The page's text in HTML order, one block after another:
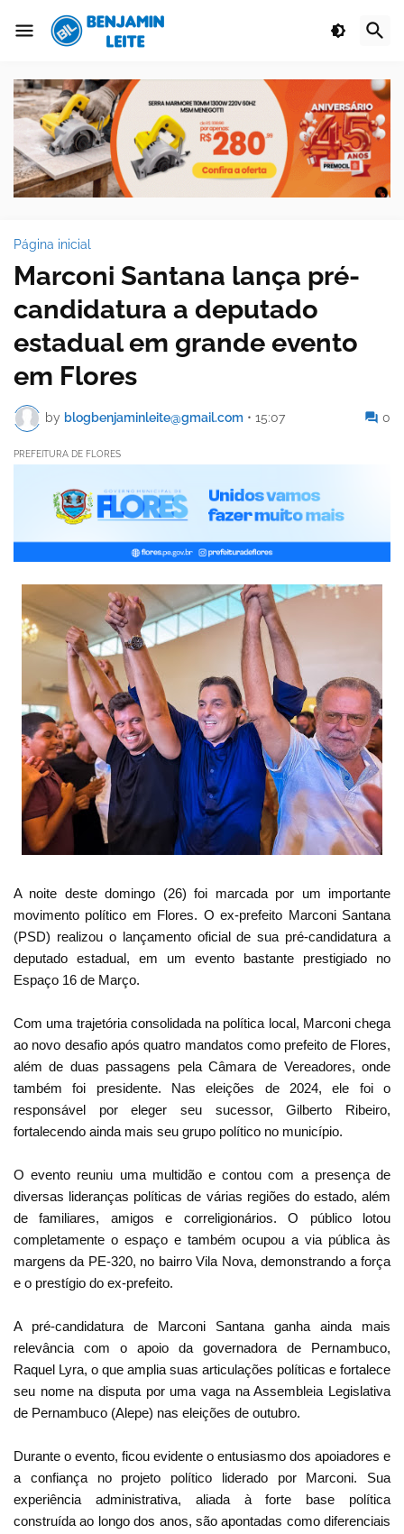
Página inicial
Marconi Santana lança pré-
candidatura a deputado
estadual em grande evento
em Flores
by blogbenjaminleite@gmail.com • 15:07 0
PREFEITURA DE FLORES
A noite deste domingo (26) foi marcada por um importante
movimento político em Flores. O ex-prefeito Marconi Santana
(PSD) realizou o lançamento oficial de sua pré-candidatura a
deputado estadual, em um evento bastante prestigiado no
Espaço 16 de Março.
Com uma trajetória consolidada na política local, Marconi chega
ao novo desafio após quatro mandatos como prefeito de Flores,
além de duas passagens pela Câmara de Vereadores, onde
também foi presidente. Nas eleições de 2024, ele foi o
responsável por eleger seu sucessor, Gilberto Ribeiro,
fortalecendo ainda mais seu grupo político no município.
O evento reuniu uma multidão e contou com a presença de
diversas lideranças políticas de várias regiões do estado, além
de familiares, amigos e correligionários. O público lotou
completamente o espaço e também ocupou a via pública às
margens da PE-320, no bairro Vila Nova, demonstrando a força
e o prestígio do ex-prefeito.
A pré-candidatura de Marconi Santana ganha ainda mais
relevância com o apoio da governadora de Pernambuco,
Raquel Lyra, o que amplia suas articulações políticas e fortalece
seu nome na disputa por uma vaga na Assembleia Legislativa
de Pernambuco (Alepe) nas eleições de outubro.
Durante o evento, ficou evidente o entusiasmo dos apoiadores e
a confiança no projeto político liderado por Marconi. Sua
experiência administrativa, aliada à forte base política
construída ao longo dos anos, são apontadas como diferenciais